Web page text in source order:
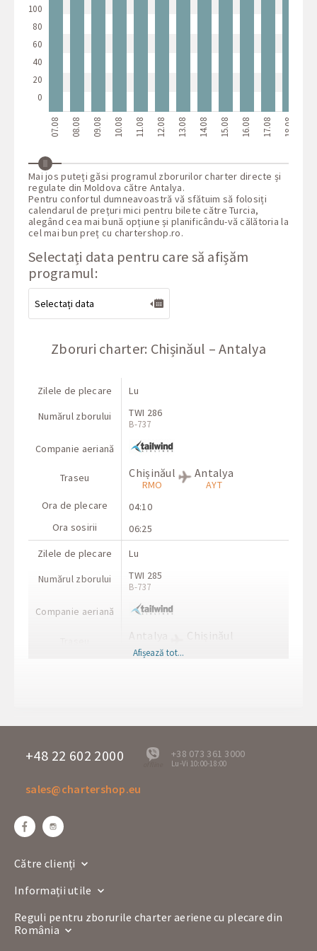
100
80
60
40
20
0
07.08 08.08 09.08 10.08 11.08 12.08 13.08 14.08 15.08 16.08 17.08 18.08
Mai jos puteți găsi programul zborurilor charter directe și
regulate din Moldova către Antalya.
Pentru confortul dumneavoastră vă sfătuim să folosiți
calendarul de prețuri mici pentru bilete către Turcia,
alegând cea mai bună opțiune și planificându-vă călătoria la
cel mai bun preț cu chartershop.ro.
Selectați data pentru care să afișăm
programul:
Zboruri charter: Chișinăul – Antalya
Zilele de plecare
Numărul zborului
Companie aeriană
Traseu
Ora de plecare
Ora sosirii
Lu
TWI 286
B-737
Chișinăul
RMO
Antalya
AYT
04:10
06:25
Zilele de plecare
Numărul zborului
Companie aeriană
Lu
TWI 285
B-737
Antalya
AYT
Chișinăul
Ora de plecare
A-320
Companie aeriană
A-320
Afișează tot...
+48 22 602 2000
offline
+38 073 361 3000
Lu-Vi 10:00-18:00
sales@chartershop.eu
Către clienți
Informații utile
Reguli pentru zborurile charter aeriene cu plecare din
România